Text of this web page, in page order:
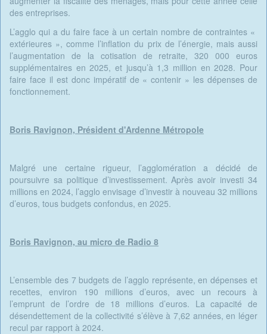
des entreprises.
L’agglo qui a du faire face à un certain nombre de contraintes «
extérieures », comme l’inflation du prix de l’énergie, mais aussi
l’augmentation de la cotisation de retraite, 320 000 euros
supplémentaires en 2025, et jusqu’à 1,3 million en 2028. Pour
faire face il est donc impératif de « contenir » les dépenses de
fonctionnement.
Boris Ravignon, Président d'Ardenne Métropole
Malgré une certaine rigueur, l’agglomération a décidé de
poursuivre sa politique d’investissement. Après avoir investi 34
millions en 2024, l’agglo envisage d’investir à nouveau 32 millions
d’euros, tous budgets confondus, en 2025.
Boris Ravignon, au micro de Radio 8
L’ensemble des 7 budgets de l’agglo représente, en dépenses et
recettes, environ 190 millions d’euros, avec un recours à
l’emprunt de l’ordre de 18 millions d’euros. La capacité de
désendettement de la collectivité s’élève à 7,62 années, en léger
recul par rapport à 2024.